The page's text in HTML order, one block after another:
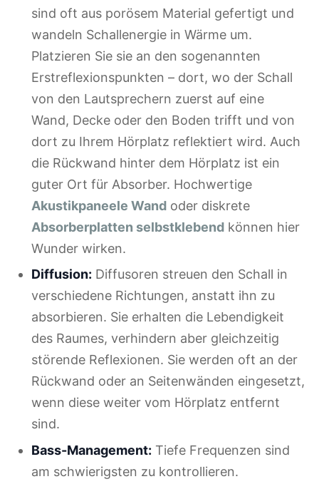
sind oft aus porösem Material gefertigt und
wandeln Schallenergie in Wärme um.
Platzieren Sie sie an den sogenannten
Erstreflexionspunkten – dort, wo der Schall
von den Lautsprechern zuerst auf eine
Wand, Decke oder den Boden trifft und von
dort zu Ihrem Hörplatz reflektiert wird. Auch
die Rückwand hinter dem Hörplatz ist ein
guter Ort für Absorber. Hochwertige
Akustikpaneele Wand oder diskrete
Absorberplatten selbstklebend können hier
Wunder wirken.
Diffusion: Diffusoren streuen den Schall in
verschiedene Richtungen, anstatt ihn zu
absorbieren. Sie erhalten die Lebendigkeit
des Raumes, verhindern aber gleichzeitig
störende Reflexionen. Sie werden oft an der
Rückwand oder an Seitenwänden eingesetzt,
wenn diese weiter vom Hörplatz entfernt
sind.
Bass-Management: Tiefe Frequenzen sind
am schwierigsten zu kontrollieren.